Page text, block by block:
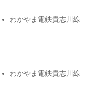
わかやま電鉄貴志川線
わかやま電鉄貴志川線